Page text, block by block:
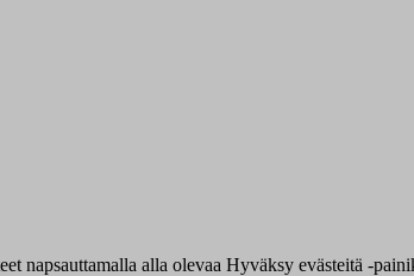
napsauttamalla alla olevaa Hyväksy evästeitä -